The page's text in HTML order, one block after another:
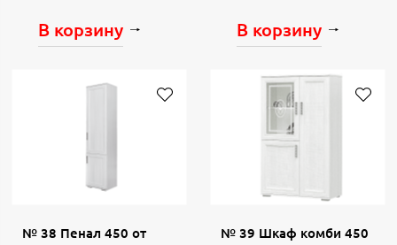
В корзину В корзину
№ 38 Пенал 450 от
№ 39 Шкаф комби 450